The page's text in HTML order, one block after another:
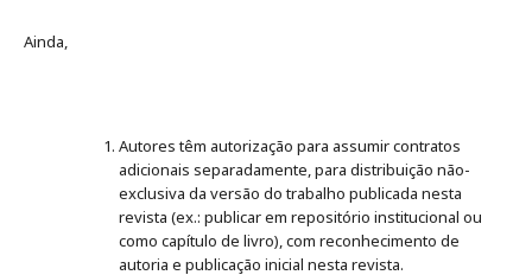
Ainda,
Autores têm autorização para assumir contratos
adicionais separadamente, para distribuição não-
exclusiva da versão do trabalho publicada nesta
revista (ex.: publicar em repositório institucional ou
como capítulo de livro), com reconhecimento de
autoria e publicação inicial nesta revista.